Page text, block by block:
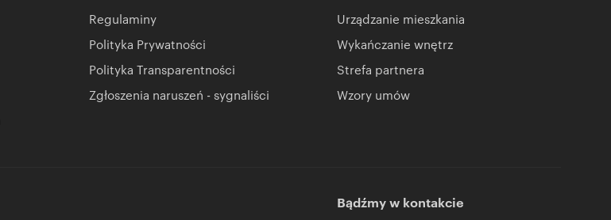
Regulaminy
Polityka Prywatności
Polityka Transparentności
Zgłoszenia naruszeń - sygnaliści
Urządzanie mieszkania
Wykańczanie wnętrz
Strefa partnera
Wzory umów
Bądźmy w kontakcie